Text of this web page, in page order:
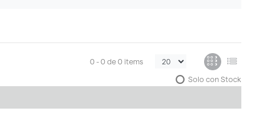
0 - 0 de 0 items
Solo con Stock